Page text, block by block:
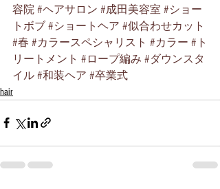
容院 #ヘアサロン #成田美容室 #ショー
トボブ #ショートヘア #似合わせカット
#春 #カラースペシャリスト #カラー #ト
リートメント #ロープ編み #ダウンスタ
イル #和装ヘア #卒業式
hair